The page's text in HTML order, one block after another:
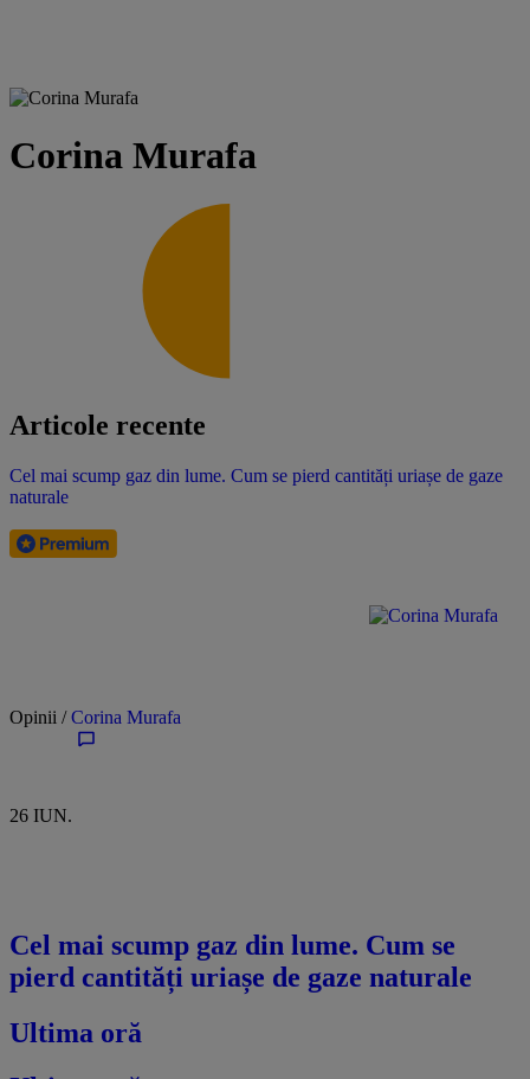
Corina Murafa
Articole recente
Cel mai scump gaz din lume. Cum se pierd cantități uriașe de gaze
naturale
Opinii /Corina Murafa
26 IUN.
Cel mai scump gaz din lume. Cum se
pierd cantități uriașe de gaze naturale
Ultima oră